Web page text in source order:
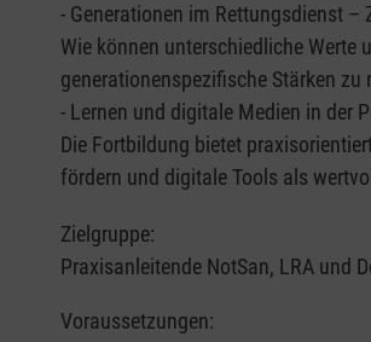
- Generationen im Rettungsdienst
Wie können unterschiedliche
generationenspezifische Stärken
- Lernen und digitale Medien in der
Die Fortbildung bietet
fördern und digitale Tools als
Zielgruppe:
Praxisanleitende NotSan, LRA und
Voraussetzungen: